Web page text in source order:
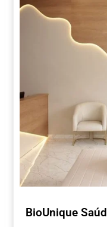
BioUnique